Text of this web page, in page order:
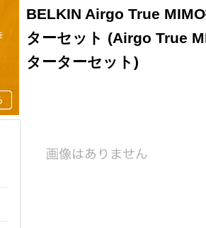
BELKIN Airgo True
ターセット (Airgo True
ターターセット)